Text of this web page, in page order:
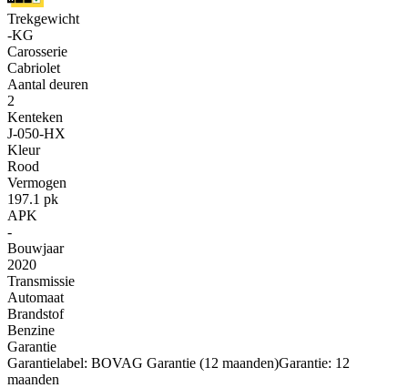
Trekgewicht
-KG
Carosserie
Cabriolet
Aantal deuren
2
Kenteken
J-050-HX
Kleur
Rood
Vermogen
197.1 pk
APK
-
Bouwjaar
2020
Transmissie
Automaat
Brandstof
Benzine
Garantie
Garantielabel: BOVAG Garantie (12 maanden)Garantie: 12
maanden